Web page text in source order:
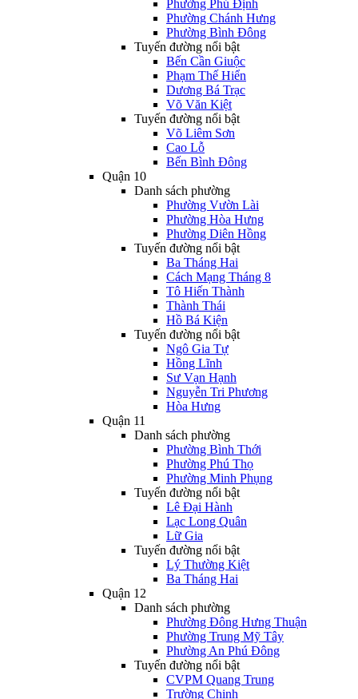
Phường Phú Định
Phường Chánh Hưng
Phường Bình Đông
Tuyến đường nổi bật
Bến Cần Giuộc
Phạm Thế Hiển
Dương Bá Trạc
Võ Văn Kiệt
Tuyến đường nổi bật
Võ Liêm Sơn
Cao Lỗ
Bến Bình Đông
Quận 10
Danh sách phường
Phường Vườn Lài
Phường Hòa Hưng
Phường Diên Hồng
Tuyến đường nổi bật
Ba Tháng Hai
Cách Mạng Tháng 8
Tô Hiến Thành
Thành Thái
Hồ Bá Kiện
Tuyến đường nổi bật
Ngô Gia Tự
Hồng Lĩnh
Sư Vạn Hạnh
Nguyễn Tri Phương
Hòa Hưng
Quận 11
Danh sách phường
Phường Bình Thới
Phường Phú Thọ
Phường Minh Phụng
Tuyến đường nổi bật
Lê Đại Hành
Lạc Long Quân
Lữ Gia
Tuyến đường nổi bật
Lý Thường Kiệt
Ba Tháng Hai
Quận 12
Danh sách phường
Phường Đông Hưng Thuận
Phường Trung Mỹ Tây
Phường An Phú Đông
Tuyến đường nổi bật
CVPM Quang Trung
Trường Chinh